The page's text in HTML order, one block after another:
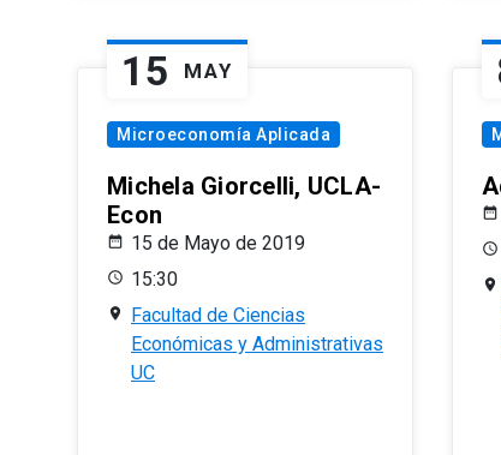
15 MAY
Microeconomía Aplicada
Michela Giorcelli, UCLA-
Econ
15 de Mayo de 2019
15:30
Facultad de Ciencias
Económicas y Administrativas
UC